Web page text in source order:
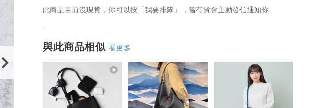
此商品目前沒現貨，你可以按「我要排隊」，當有貨會主動發信通知你
與此商品相似 看更多